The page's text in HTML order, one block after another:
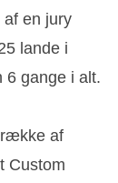
af en jury
lande i
6 gange i alt.
af
Custom